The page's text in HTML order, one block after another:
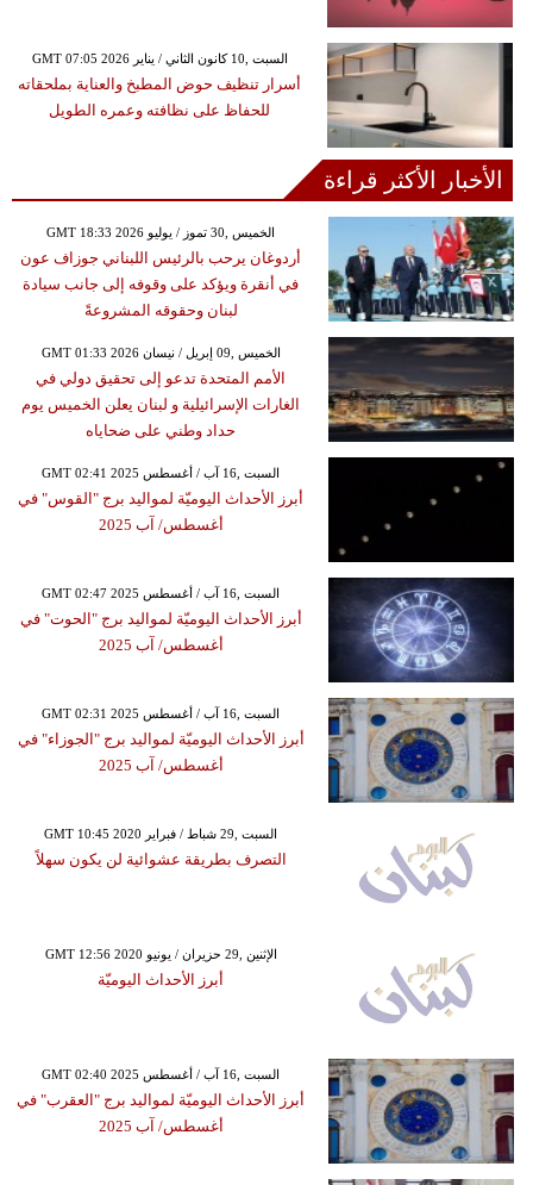
GMT 07:05 2026 السبت ,10 كانون الثاني / يناير
أسرار تنظيف حوض المطبخ والعناية بملحقاته
للحفاظ على نظافته وعمره الطويل
الأخبار الأكثر قراءة
GMT 18:33 2026 الخميس ,30 تموز / يوليو
أردوغان يرحب بالرئيس اللبناني جوزاف عون
في أنقرة ويؤكد على وقوفه إلى جانب سيادة
لبنان وحقوقه المشروعةً
GMT 01:33 2026 الخميس ,09 إبريل / نيسان
الأمم المتحدة تدعو إلى تحقيق دولي في
الغارات الإسرائيلية و لبنان يعلن الخميس يوم
حداد وطني على ضحاياه
GMT 02:41 2025 السبت ,16 آب / أغسطس
أبرز الأحداث اليوميّة لمواليد برج "القوس" في
أغسطس/ آب 2025
GMT 02:47 2025 السبت ,16 آب / أغسطس
أبرز الأحداث اليوميّة لمواليد برج "الحوت" في
أغسطس/ آب 2025
GMT 02:31 2025 السبت ,16 آب / أغسطس
أبرز الأحداث اليوميّة لمواليد برج "الجوزاء" في
أغسطس/ آب 2025
GMT 10:45 2020 السبت ,29 شباط / فبراير
التصرف بطريقة عشوائية لن يكون سهلاً
GMT 12:56 2020 الإثنين ,29 حزيران / يونيو
أبرز الأحداث اليوميّة
GMT 02:40 2025 السبت ,16 آب / أغسطس
أبرز الأحداث اليوميّة لمواليد برج "العقرب" في
أغسطس/ آب 2025